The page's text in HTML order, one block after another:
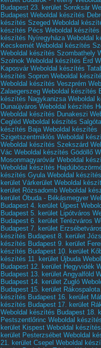
Budapest 23. kerület Soroksár
Budapest Weboldal készítés
készítés Szeged Weboldal
készítés Pécs Weboldal készítés
készítés Nyíregyháza Weboldal
Kecskemét Weboldal készítés
Weboldal készítés Szombathely
Szolnok Weboldal készítés Érd
Kaposvár Weboldal készítés
készítés Sopron Weboldal
Weboldal készítés Veszprém
Zalaegerszeg Weboldal készítés
készítés Nagykanizsa Weboldal
Dunaújváros Weboldal készítés
Weboldal készítés Dunakeszi
Cegléd Weboldal készítés
készítés Baja Weboldal készítés
Szigetszentmiklós Weboldal
Weboldal készítés Szekszárd
Vác Weboldal készítés Gödöllő
Mosonmagyaróvár Weboldal
Weboldal készítés
készítés Gyula Weboldal
kerület Várkerület Weboldal
kerület Rózsadomb Weboldal
kerület Óbuda - Békásmegyer
Budapest 4. kerület Újpest
Budapest 5. kerület Lipótváros
Budapest 6. kerület Terézváros
Budapest 7. kerület
készítés Budapest 8. kerület
készítés Budapest 9. kerület
készítés Budapest 10. kerület
készítés 11. kerület Újbuda
Budapest 12. kerület Hegyvidék
Budapest 13. kerület Angyalföld
Budapest 14. kerület Zugló
Budapest 15. kerület Rákospalota
készítés Budapest 16. kerület
készítés Budapest 17. kerület
Weboldal készítés Budapest 18.
Pestszentlőrinc Weboldal
kerület Kispest Weboldal
kerület Pesterzsébet Weboldal
21. kerület Csepel Weboldal